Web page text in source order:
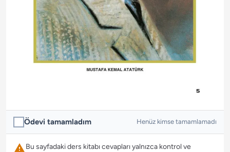
Ödevi tamamladım Henüz kimse tamamlamadı
Bu sayfadaki ders kitabı cevapları yalnızca kontrol ve